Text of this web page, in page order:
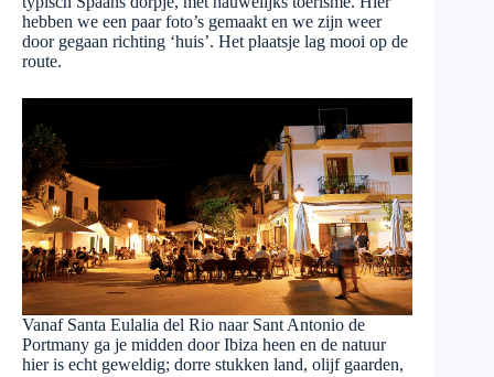
hebben we een paar foto’s gemaakt en we zijn weer
door gegaan richting ‘huis’. Het plaatsje lag mooi op de
route.
Vanaf Santa Eulalia del Rio naar Sant Antonio de
Portmany ga je midden door Ibiza heen en de natuur
hier is echt geweldig; dorre stukken land, olijf gaarden,